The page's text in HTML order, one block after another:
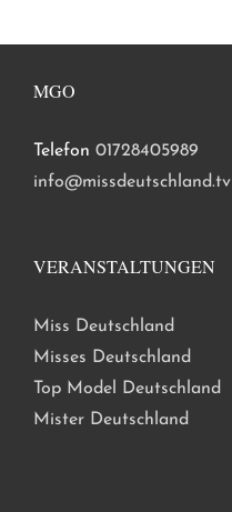
MGO
Telefon 01728405989
info@missdeutschland.tv
VERANSTALTUNGEN
Miss Deutschland
Misses Deutschland
Top Model Deutschland
Mister Deutschland